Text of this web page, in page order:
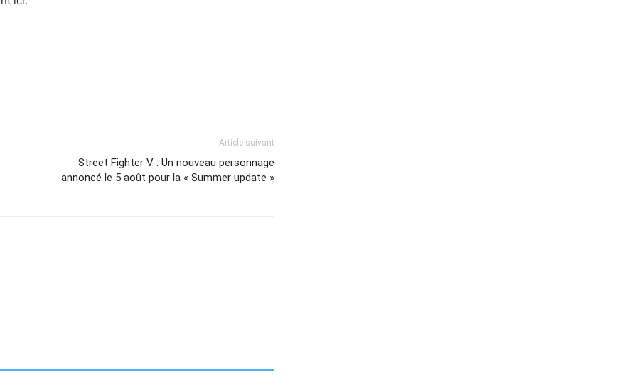
Article suivant
Street Fighter V : Un nouveau personnage
annoncé le 5 août pour la « Summer update »